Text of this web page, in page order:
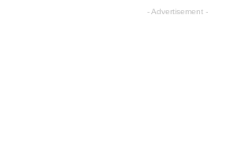
- Advertisement -